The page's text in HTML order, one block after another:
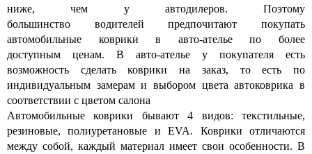
ниже, чем у автодилеров. Поэтому
большинство водителей предпочитают покупать
автомобильные коврики в авто-ателье по более
доступным ценам. В авто-ателье у покупателя есть
возможность сделать коврики на заказ, то есть по
индивидуальным замерам и выбором цвета автоковрика в
соответствии с цветом салона
Автомобильные коврики бывают 4 видов: текстильные,
резиновые, полиуретановые и EVA. Коврики отличаются
между собой, каждый материал имеет свои особенности. В